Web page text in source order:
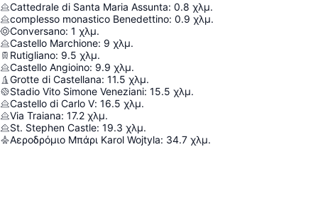
Cattedrale di Santa Maria Assunta: 0.8 χλμ.
complesso monastico Benedettino: 0.9 χλμ.
Conversano: 1 χλμ.
Castello Marchione: 9 χλμ.
Rutigliano: 9.5 χλμ.
Castello Angioino: 9.9 χλμ.
Grotte di Castellana: 11.5 χλμ.
Stadio Vito Simone Veneziani: 15.5 χλμ.
Castello di Carlo V: 16.5 χλμ.
Via Traiana: 17.2 χλμ.
St. Stephen Castle: 19.3 χλμ.
Αεροδρόμιο Μπάρι Karol Wojtyla: 34.7 χλμ.